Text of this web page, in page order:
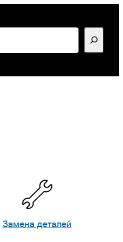
Замена деталей